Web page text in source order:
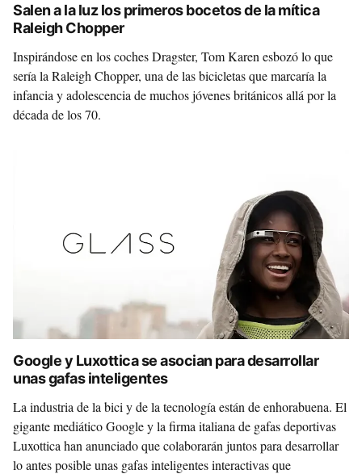
Salen a la luz los primeros bocetos de la mítica
Raleigh Chopper
Inspirándose en los coches Dragster, Tom Karen esbozó lo que
sería la Raleigh Chopper, una de las bicicletas que marcaría la
infancia y adolescencia de muchos jóvenes británicos allá por la
década de los 70.
Google y Luxottica se asocian para desarrollar
unas gafas inteligentes
La industria de la bici y de la tecnología están de enhorabuena. El
gigante mediático Google y la firma italiana de gafas deportivas
Luxottica han anunciado que colaborarán juntos para desarrollar
lo antes posible unas gafas inteligentes interactivas que